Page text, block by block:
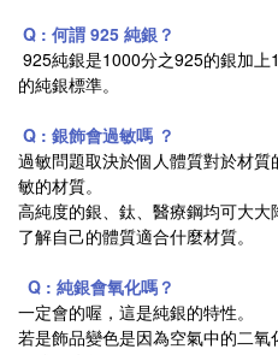
Q : 何謂 925 純銀？
925純銀是1000分之925的銀加
的純銀標準。
Q : 銀飾會過敏嗎 ？
過敏問題取決於個人體質對於材
敏的材質。
高純度的銀、鈦、醫療鋼均可大
了解自己的體質適合什麼材質。
Q : 純銀會氧化嗎？
一定會的喔，這是純銀的特性。
若是飾品變色是因為空氣中的二